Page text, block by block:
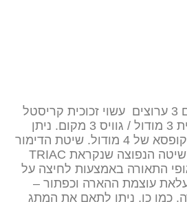
מתג דימר עמעם חכם 3 ערוצים עשוי זכוכית קריסטל
התואם קופסא מלבנית 3 מודול / גוויס 3 מקום. ניתן
לקבל את המתג גם לקופסא של 4 מודול. שיטת הדימור
בה עובד המתג היא השיטה הנפוצה שנקראת TRIAC
התאורה באמצעות לחיצה על
עוצמת ההארה וכפתור –
כמו כן, ניתן לתאם את המתג